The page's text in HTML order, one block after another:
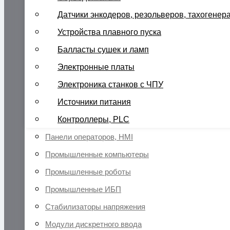
Датчики энкодеров, резольверов,
Устройства плавного пуска
Балласты сушек и ламп
Электронные платы
Электроника станков с ЧПУ
Источники питания
Контроллеры, PLC
Панели операторов, HMI
Промышленные компьютеры
Промышленные роботы
Промышленные ИБП
Стабилизаторы напряжения
Модули дискретного ввода